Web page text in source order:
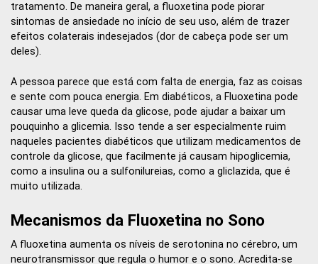
tratamento. De maneira geral, a fluoxetina pode piorar
sintomas de ansiedade no início de seu uso, além de trazer
efeitos colaterais indesejados (dor de cabeça pode ser um
deles).
A pessoa parece que está com falta de energia, faz as coisas
e sente com pouca energia. Em diabéticos, a Fluoxetina pode
causar uma leve queda da glicose, pode ajudar a baixar um
pouquinho a glicemia. Isso tende a ser especialmente ruim
naqueles pacientes diabéticos que utilizam medicamentos de
controle da glicose, que facilmente já causam hipoglicemia,
como a insulina ou a sulfonilureias, como a gliclazida, que é
muito utilizada.
Mecanismos da Fluoxetina no Sono
A fluoxetina aumenta os níveis de serotonina no cérebro, um
neurotransmissor que regula o humor e o sono. Acredita-se